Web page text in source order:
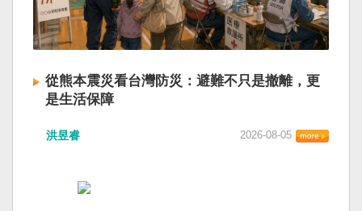
從熊本震災看台灣防災：避難不只是撤離，更
是生活保障
洪昱睿 2026-08-05